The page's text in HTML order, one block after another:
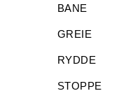
BANE
GREIE
RYDDE
STOPPE